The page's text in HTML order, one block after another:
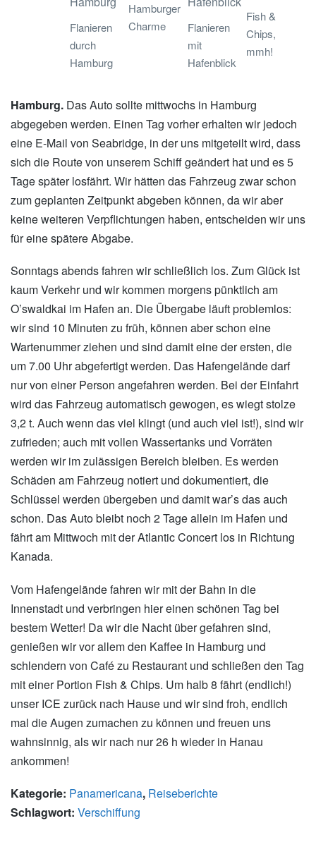
Flanieren
durch
Hamburg
Hamburger
Charme
Flanieren
mit
Hafenblick
Fish &
Chips,
mmh!
Hamburg. Das Auto sollte mittwochs in Hamburg
abgegeben werden. Einen Tag vorher erhalten wir jedoch
eine E-Mail von Seabridge, in der uns mitgeteilt wird, dass
sich die Route von unserem Schiff geändert hat und es 5
Tage später losfährt. Wir hätten das Fahrzeug zwar schon
zum geplanten Zeitpunkt abgeben können, da wir aber
keine weiteren Verpflichtungen haben, entscheiden wir uns
für eine spätere Abgabe.
Sonntags abends fahren wir schließlich los. Zum Glück ist
kaum Verkehr und wir kommen morgens pünktlich am
O’swaldkai im Hafen an. Die Übergabe läuft problemlos:
wir sind 10 Minuten zu früh, können aber schon eine
Wartenummer ziehen und sind damit eine der ersten, die
um 7.00 Uhr abgefertigt werden. Das Hafengelände darf
nur von einer Person angefahren werden. Bei der Einfahrt
wird das Fahrzeug automatisch gewogen, es wiegt stolze
3,2 t. Auch wenn das viel klingt (und auch viel ist!), sind wir
zufrieden; auch mit vollen Wassertanks und Vorräten
werden wir im zulässigen Bereich bleiben. Es werden
Schäden am Fahrzeug notiert und dokumentiert, die
Schlüssel werden übergeben und damit war’s das auch
schon. Das Auto bleibt noch 2 Tage allein im Hafen und
fährt am Mittwoch mit der Atlantic Concert los in Richtung
Kanada.
Vom Hafengelände fahren wir mit der Bahn in die
Innenstadt und verbringen hier einen schönen Tag bei
bestem Wetter! Da wir die Nacht über gefahren sind,
genießen wir vor allem den Kaffee in Hamburg und
schlendern von Café zu Restaurant und schließen den Tag
mit einer Portion Fish & Chips. Um halb 8 fährt (endlich!)
unser ICE zurück nach Hause und wir sind froh, endlich
mal die Augen zumachen zu können und freuen uns
wahnsinnig, als wir nach nur 26 h wieder in Hanau
ankommen!
Kategorie: Panamericana, Reiseberichte
Schlagwort: Verschiffung